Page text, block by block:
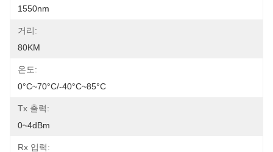
1550nm
거리:
80KM
온도:
0°C~70°C/-40°C~85°C
Tx 출력:
0~4dBm
Rx 입력: